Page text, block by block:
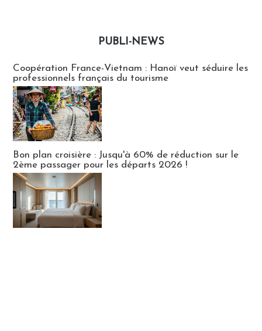
PUBLI-NEWS
Coopération France-Vietnam : Hanoï veut séduire les
professionnels français du tourisme
Bon plan croisière : Jusqu'à 60% de réduction sur le
2ème passager pour les départs 2026 !